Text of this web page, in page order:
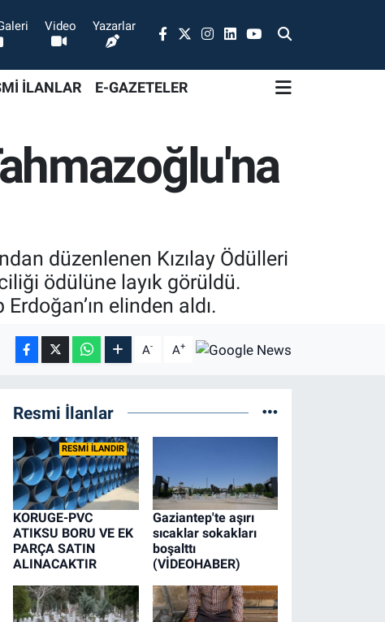
Video Yazarlar
İLANLAR E-GAZETELER
düzenlenen Kızılay Ödülleri
ödülüne layık görüldü.
elinden aldı.
A- A+
Resmi İlanlar
RESMİ İLANDIR
KORUGE-PVC
ATIKSU BORU VE EK
PARÇA SATIN
ALINACAKTIR
Gaziantep'te aşırı
sıcaklar sokakları
boşalttı
(VİDEOHABER)